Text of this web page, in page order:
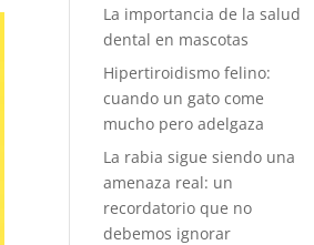
La importancia de la salud
dental en mascotas
Hipertiroidismo felino:
cuando un gato come
mucho pero adelgaza
La rabia sigue siendo una
amenaza real: un
recordatorio que no
debemos ignorar